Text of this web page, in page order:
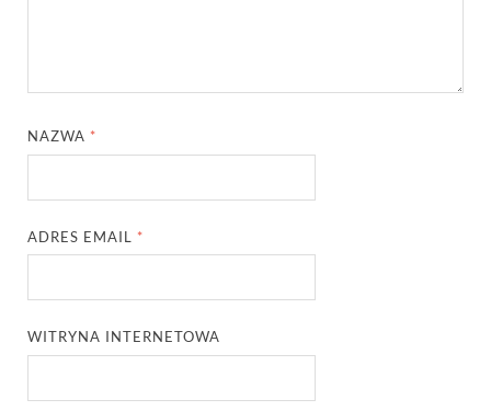
NAZWA *
ADRES EMAIL *
WITRYNA INTERNETOWA